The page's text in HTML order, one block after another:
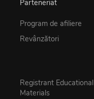
Parteneriat
Program de afiliere
Revânzători
Registrant Educational
Materials